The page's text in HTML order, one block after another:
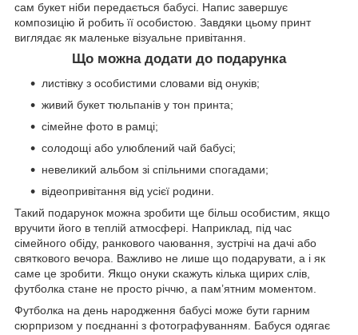
сам букет ніби передається бабусі. Напис завершує
композицію й робить її особистою. Завдяки цьому принт
виглядає як маленьке візуальне привітання.
Що можна додати до подарунка
листівку з особистими словами від онуків;
живий букет тюльпанів у тон принта;
сімейне фото в рамці;
солодощі або улюблений чай бабусі;
невеликий альбом зі спільними спогадами;
відеопривітання від усієї родини.
Такий подарунок можна зробити ще більш особистим, якщо
вручити його в теплій атмосфері. Наприклад, під час
сімейного обіду, ранкового чаювання, зустрічі на дачі або
святкового вечора. Важливо не лише що подарувати, а і як
саме це зробити. Якщо онуки скажуть кілька щирих слів,
футболка стане не просто річчю, а пам’ятним моментом.
Футболка на день народження бабусі може бути гарним
сюрпризом у поєднанні з фотографуванням. Бабуся одягає